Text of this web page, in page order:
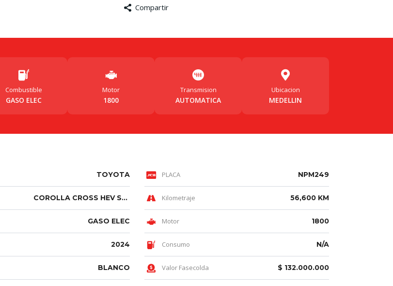
Compartir
Combustible
GASO ELEC
Motor
1800
Transmision
AUTOMATICA
Ubicacion
MEDELLIN
TOYOTA PLACA NPM249
COROLLA CROSS HEV SE-G HÍBRIDA AT Kilometraje 56,600 KM
GASO ELEC Motor 1800
2024 Consumo N/A
BLANCO Valor Fasecolda $ 132.000.000